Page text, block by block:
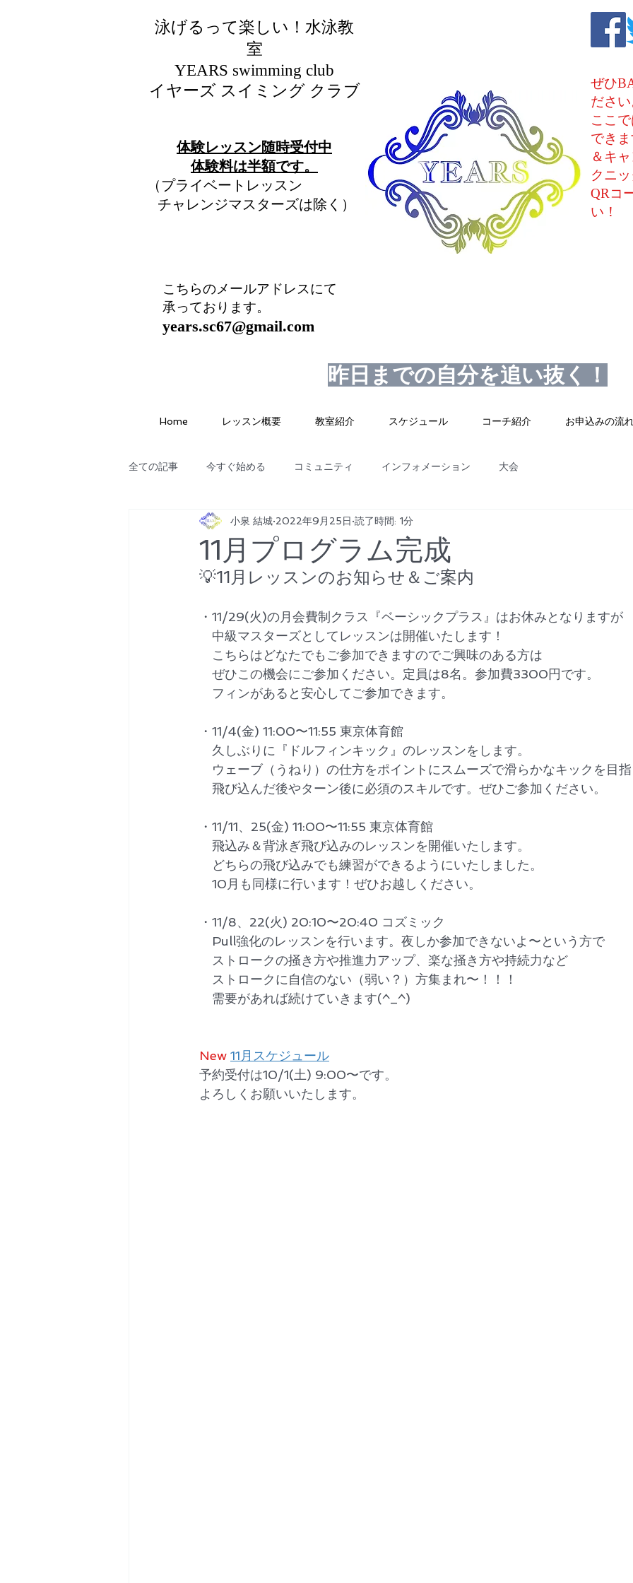
泳げるって楽しい！水泳教
室
​YEARS swimming club
イヤーズ スイミング クラブ
​体験レッスン随時受付中
​体験料は半額です。
（プライベートレッスン
チャレンジマスターズは除く）
ぜひ
ださ
ここ
でき
＆キ
クニ
QRコ
い！
こちらのメールアドレスにて
承っております。
years.sc67@gmail.com
昨日までの自分を追い抜く！
Home レッスン概要 教室紹介 スケジュール コーチ紹介 お申込みの流
全ての記事 今すぐ始める コミュニティ インフォメーション 大会
11月プログラム完成
小泉 結城 2022年9月25日 読了時間: 1分
💡11月レッスンのお知らせ＆ご案内
・11/29(火)の月会費制クラス『ベーシックプラス』はお休みとなりますが
中級マスターズとしてレッスンは開催いたします！
こちらはどなたでもご参加できますのでご興味のある方は
ぜひこの機会にご参加ください。定員は8名。参加費3300円です。
フィンがあると安心してご参加できます。
・11/4(金) 11:00〜11:55 東京体育館
久しぶりに『ドルフィンキック』のレッスンをします。
ウェーブ（うねり）の仕方をポイントにスムーズで滑らかなキックを目
飛び込んだ後やターン後に必須のスキルです。ぜひご参加ください。
・11/11、25(金) 11:00〜11:55 東京体育館
飛込み＆背泳ぎ飛び込みのレッスンを開催いたします。
どちらの飛び込みでも練習ができるようにいたしました。
10月も同様に行います！ぜひお越しください。
・11/8、22(火) 20:10〜20:40 コズミック
Pull強化のレッスンを行います。夜しか参加できないよ〜という方で
ストロークの掻き方や推進力アップ、楽な掻き方や持続力など
ストロークに自信のない（弱い？）方集まれ〜！！！
需要があれば続けていきます(^_^)
New 11月スケジュール
予約受付は10/1(土) 9:00〜です。
よろしくお願いいたします。